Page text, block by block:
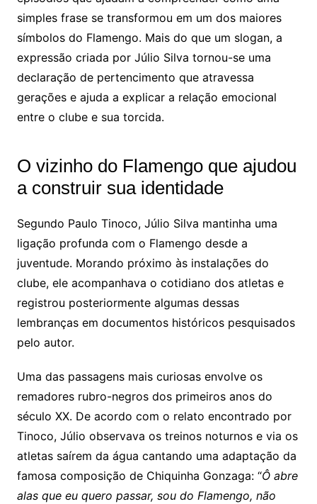
simples frase se transformou em um dos maiores
símbolos do Flamengo. Mais do que um slogan, a
expressão criada por Júlio Silva tornou-se uma
declaração de pertencimento que atravessa
gerações e ajuda a explicar a relação emocional
entre o clube e sua torcida.
O vizinho do Flamengo que ajudou
a construir sua identidade
Segundo Paulo Tinoco, Júlio Silva mantinha uma
ligação profunda com o Flamengo desde a
juventude. Morando próximo às instalações do
clube, ele acompanhava o cotidiano dos atletas e
registrou posteriormente algumas dessas
lembranças em documentos históricos pesquisados
pelo autor.
Uma das passagens mais curiosas envolve os
remadores rubro-negros dos primeiros anos do
século XX. De acordo com o relato encontrado por
Tinoco, Júlio observava os treinos noturnos e via os
atletas saírem da água cantando uma adaptação da
famosa composição de Chiquinha Gonzaga: “Ô abre
alas que eu quero passar, sou do Flamengo, não